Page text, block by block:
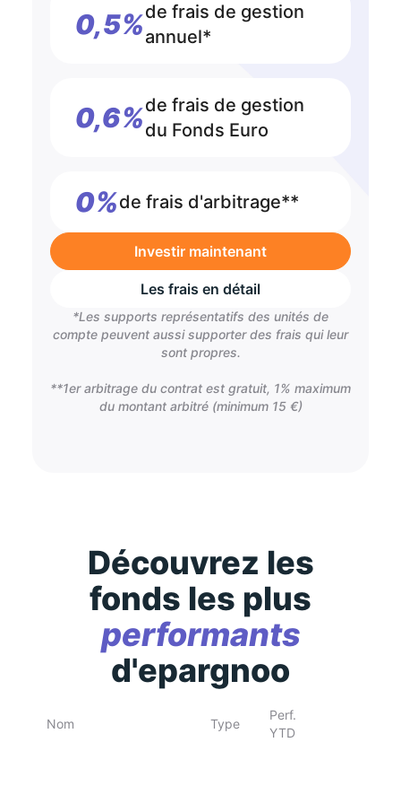
0,5%de frais de gestion
annuel*
0,6%de frais de gestion
du Fonds Euro
0%de frais d'arbitrage**
Investir maintenant
Les frais en détail
*Les supports représentatifs des unités de
compte peuvent aussi supporter des frais qui leur
sont propres.
**1er arbitrage du contrat est gratuit, 1% maximum
du montant arbitré (minimum 15 €)
Découvrez les
fonds les plus
performants
d'epargnoo
Nom Type
Perf.
YTD